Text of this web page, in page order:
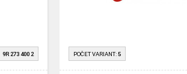
9R 273 400 2 POČET VARIANT:5